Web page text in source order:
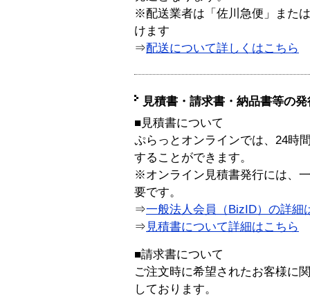
※配送業者は「佐川急便」また
けます
⇒配送について詳しくはこちら
見積書・請求書・納品書等の
■見積書について
ぷらっとオンラインでは、24時
することができます。
※オンライン見積書発行には、
要です。
⇒一般法人会員（BizID）の詳細
⇒ 見積書について詳細はこちら
■請求書について
ご注文時に希望されたお客様に
しております。